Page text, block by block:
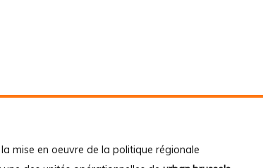
mise en oeuvre de la politique régionale